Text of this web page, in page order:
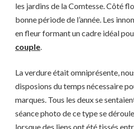
les jardins de la Comtesse. Côté
bonne période de l’année. Les
en fleur formant un cadre idéal
couple
La verdure était omniprésente,
disposions du temps nécessaire
marques. Tous les deux se
séance photo de ce type se
lorsque des liens ont été tissés